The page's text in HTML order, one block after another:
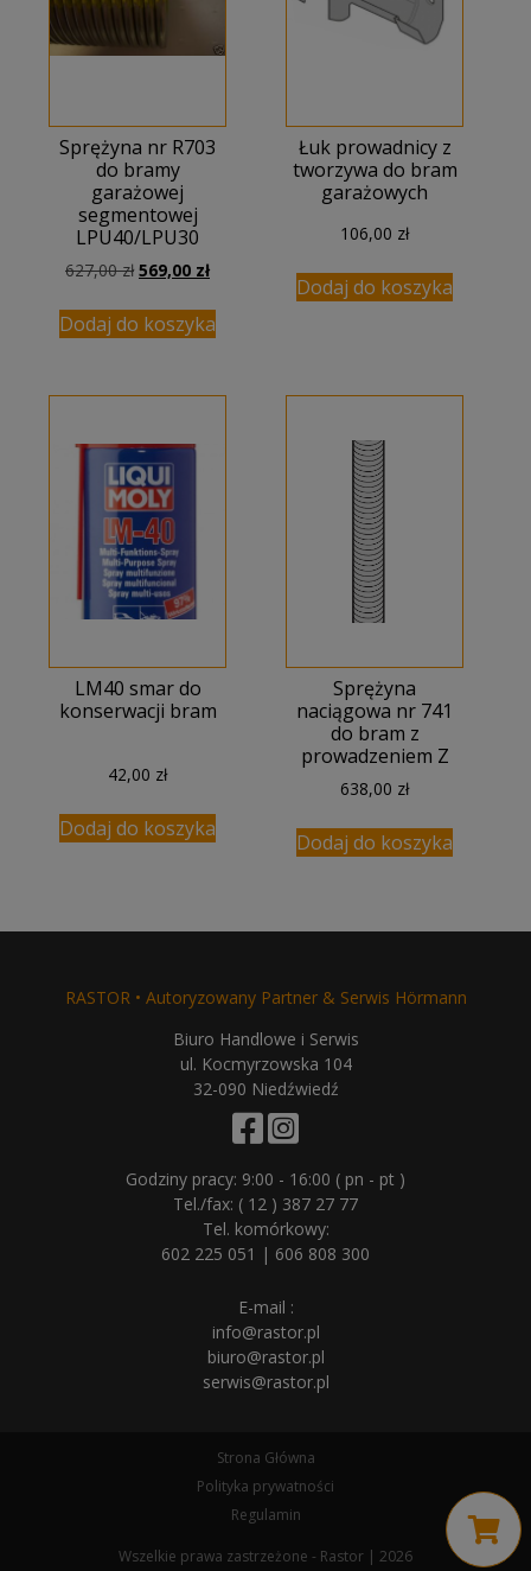
Sprężyna nr R703
do bramy
garażowej
segmentowej
LPU40/LPU30
627,00zł Pierwotna
wynosiła:
627,00 zł.
569,00 złAktualna
wynosi:
569,00 zł.
Dodaj do koszyka
Łuk prowadnicy z
tworzywa do bram
garażowych
106,00 zł
Dodaj do koszyka
LM40 smar do
konserwacji bram
42,00 zł
Dodaj do koszyka
Sprężyna
naciągowa nr 741
do bram z
prowadzeniem Z
638,00 zł
Dodaj do koszyka
RASTOR • Autoryzowany Partner & Serwis Hörmann
Biuro Handlowe i Serwis
ul. Kocmyrzowska 104
32-090 Niedźwiedź
Godziny pracy: 9:00 - 16:00 ( pn - pt )
Tel./fax: ( 12 ) 387 27 77
Tel. komórkowy:
602 225 051 | 606 808 300
E-mail :
info@rastor.pl
biuro@rastor.pl
serwis@rastor.pl
Strona Główna
Polityka prywatności
Regulamin
Wszelkie prawa zastrzeżone - Rastor | 2026